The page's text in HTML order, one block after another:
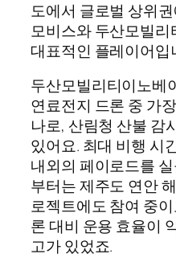
도에서 글로벌 상위
모비스와 두산모빌
대표적인 플레이어입
두산모빌리티이노베
연료전지 드론 중 가
나로, 산림청 산불 감
있어요. 최대 비행 시
내외의 페이로드를
부터는 제주도 연안
로젝트에도 참여 중
론 대비 운용 효율이
고가 있었죠.